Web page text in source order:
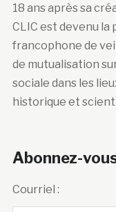
18 ans après sa
CLIC est devenu
francophone de
de mutualisation
sociale dans les
historique et
Abonnez-
Courriel :